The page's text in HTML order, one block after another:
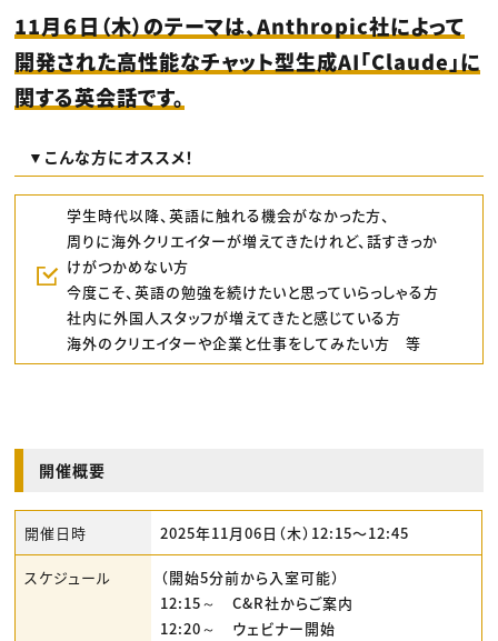
11月６日（木）のテーマは、Anthropic社によって
開発された高性能なチャット型生成AI「Claude」に
関する英会話です。
▼こんな方にオススメ！
学生時代以降、英語に触れる機会がなかった方、
周りに海外クリエイターが増えてきたけれど、話すきっか
けがつかめない方
今度こそ、英語の勉強を続けたいと思っていらっしゃる方
社内に外国人スタッフが増えてきたと感じている方
海外のクリエイターや企業と仕事をしてみたい方 等
開催概要
開催日時 2025年11月06日（木）12:15〜12:45
スケジュール
（開始5分前から入室可能）
12:15～ C&R社からご案内
12:20～ ウェビナー開始